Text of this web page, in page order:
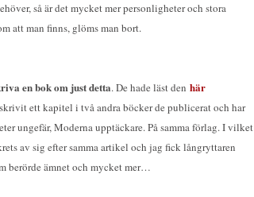
så är det mycket mer personligheter och stora
att man finns, glöms man bort.
en bok om just detta. De hade läst den här
ett kapitel i två andra böcker de publicerat och har
ungefär, Moderna upptäckare. På samma förlag. I vilket
av sig efter samma artikel och jag fick långryttaren
berörde ämnet och mycket mer…